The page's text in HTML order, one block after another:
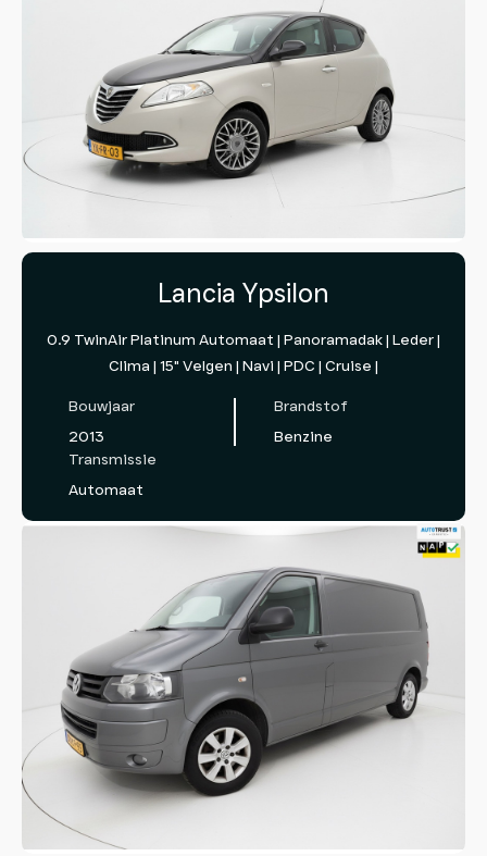
Lancia Ypsilon
0.9 TwinAir Platinum Automaat | Panoramadak | Leder |
Clima | 15" Velgen | Navi | PDC | Cruise |
Bouwjaar
2013
Brandstof
Benzine
Transmissie
Automaat